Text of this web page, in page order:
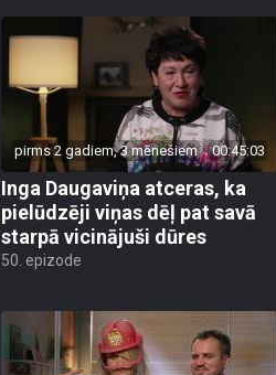
pirms 2 gadiem, 3 mēnešiem 00:45:03
Inga Daugaviņa atceras, ka
pielūdzēji viņas dēļ pat savā
starpā vicinājuši dūres
50. epizode